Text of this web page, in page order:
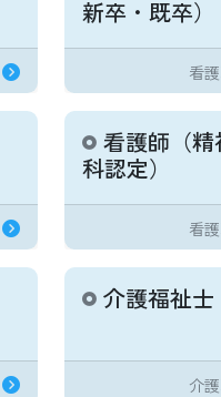
新卒・既卒）
看
看護師（精
科認定）
看
介護福祉士
介